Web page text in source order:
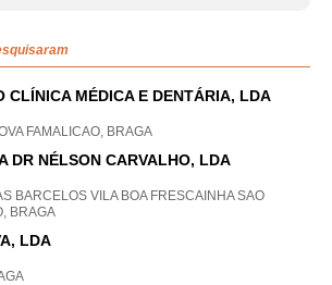
CLÍNICA MÉDICA E DENTÁRIA, LDA
FAMALICAO, BRAGA
DR NÉLSON CARVALHO, LDA
BARCELOS VILA BOA FRESCAINHA SAO
BRAGA
LDA